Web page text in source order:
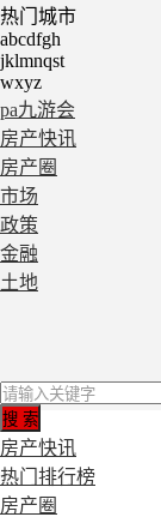
热门城市
abcdfgh
jklmnqst
wxyz
pa九游会
房产快讯
房产圈
市场
政策
金融
土地
房产快讯
热门排行榜
房产圈